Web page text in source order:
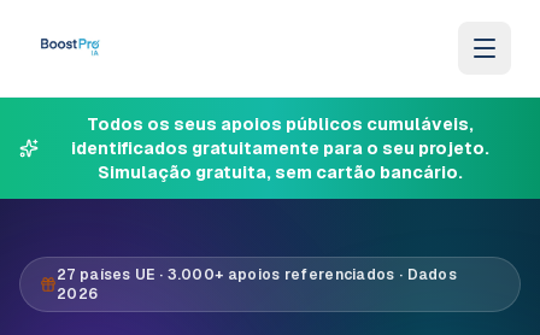
Todos os seus apoios públicos cumuláveis,
identificados gratuitamente para o seu projeto.
Simulação gratuita, sem cartão bancário.
27 países UE · 3.000+ apoios referenciados · Dados
2026